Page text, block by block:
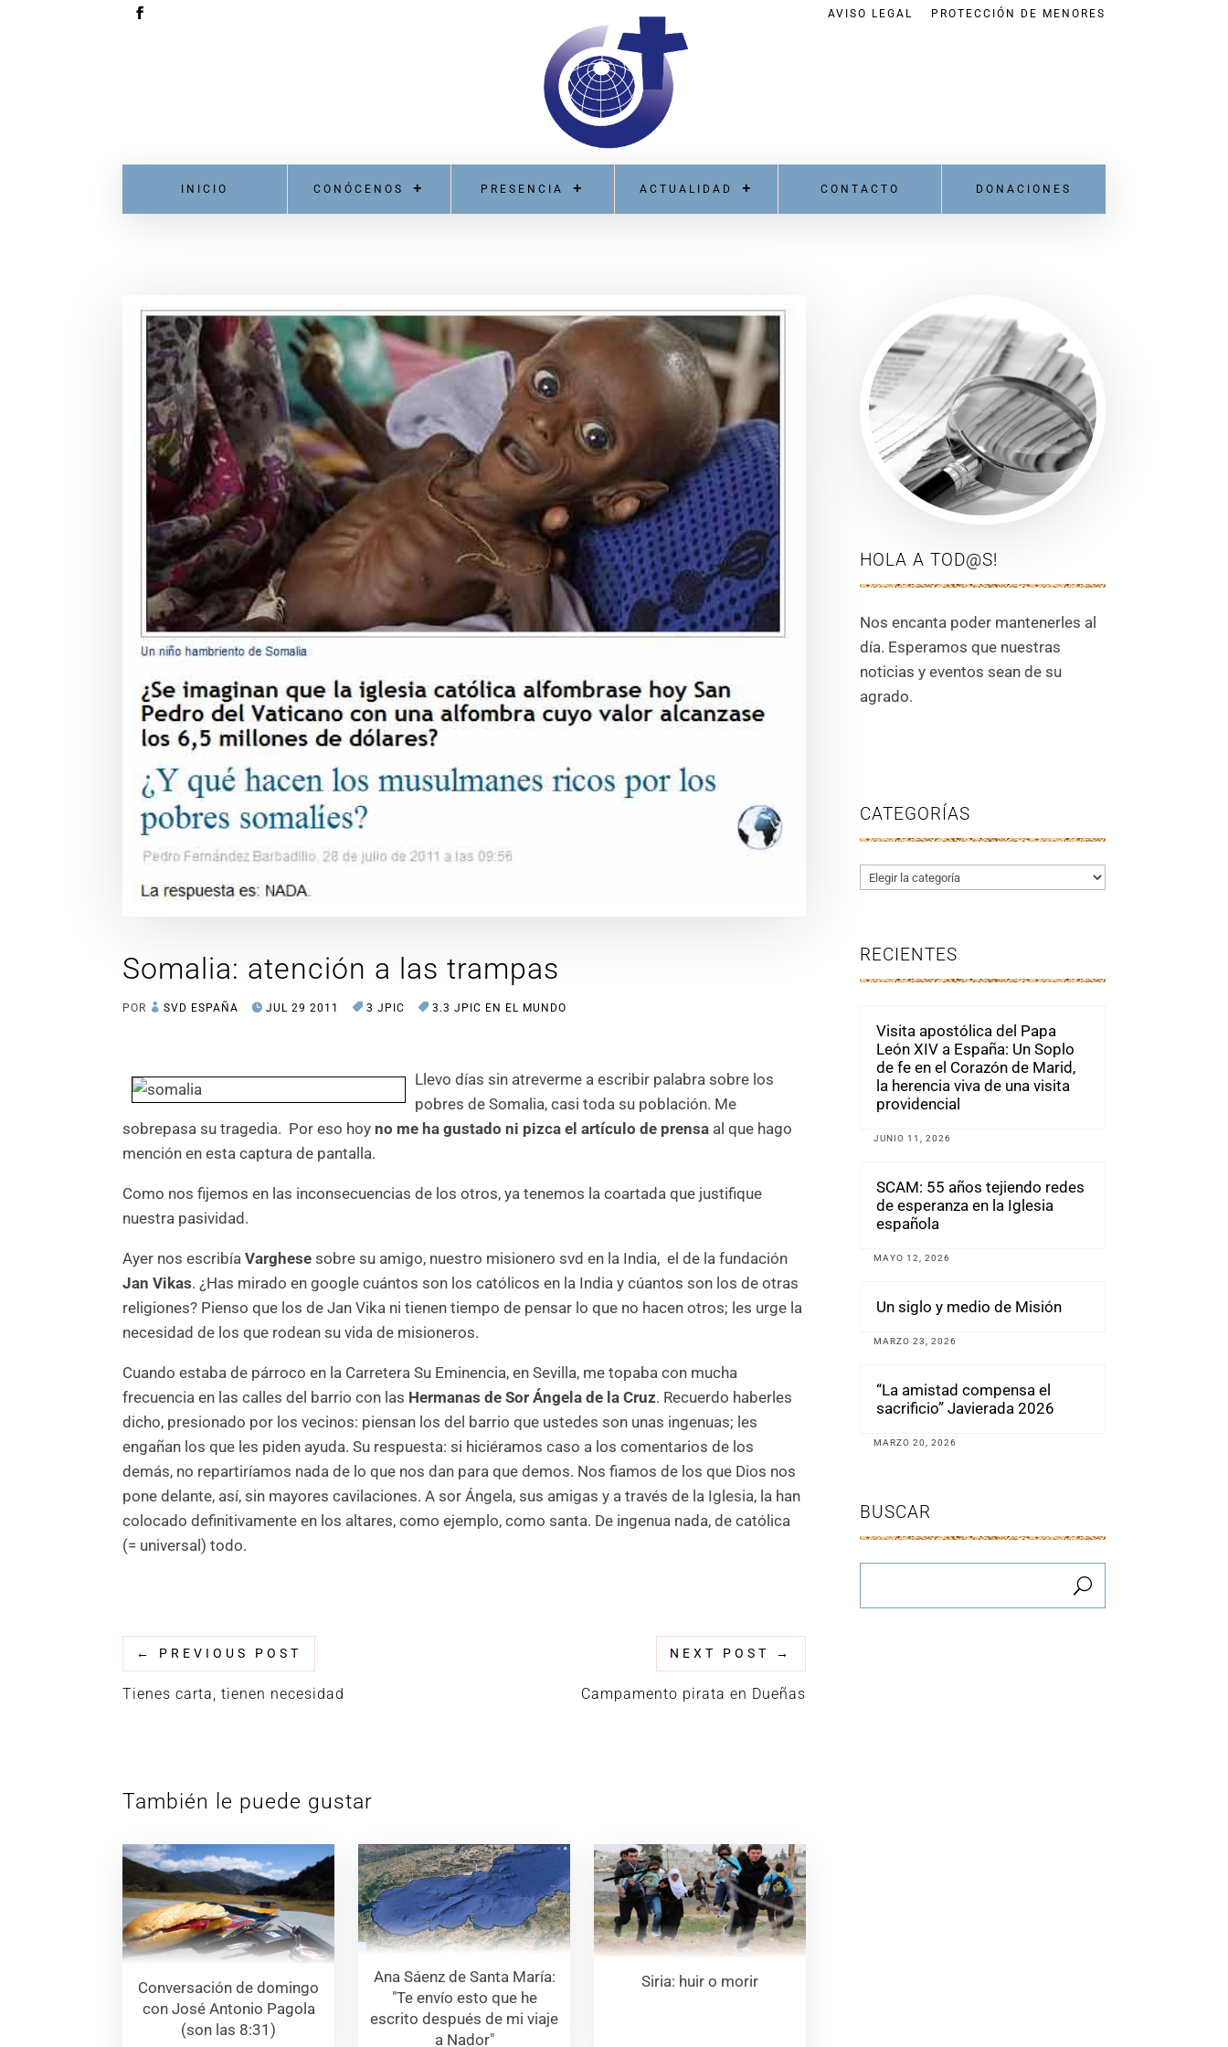
AVISO LEGAL PROTECCIÓN DE MENORES
INICIO CONÓCENOS PRESENCIA ACTUALIDAD CONTACTO DONACIONES
Somalia: atención a las trampas
POR SVD ESPAÑA JUL 29 2011 3 JPIC 3.3 JPIC EN EL MUNDO
Llevo días sin atreverme a escribir palabra sobre los
pobres de Somalia, casi toda su población. Me
sobrepasa su tragedia. Por eso hoyno me ha gustado ni pizca el artículo de prensa al que hago
mención en esta captura de pantalla.
Como nos fijemos en las inconsecuencias de los otros, ya tenemos la coartada que justifique
nuestra pasividad.
Ayer nos escribíaVarghese sobre su amigo, nuestro misionero svd en la India, el de la fundación
Jan Vikas. ¿Has mirado en google cuántos son los católicos en la India y cúantos son los de otras
religiones? Pienso que los de Jan Vika ni tienen tiempo de pensar lo que no hacen otros; les urge la
necesidad de los que rodean su vida de misioneros.
Cuando estaba de párroco en la Carretera Su Eminencia, en Sevilla, me topaba con mucha
frecuencia en las calles del barrio con las Hermanas de Sor Ángela de la Cruz. Recuerdo haberles
dicho, presionado por los vecinos: piensan los del barrio que ustedes son unas ingenuas; les
engañan los que les piden ayuda. Su respuesta: si hiciéramos caso a los comentarios de los
demás, no repartiríamos nada de lo que nos dan para que demos. Nos fiamos de los que Dios nos
pone delante, así, sin mayores cavilaciones. A sor Ángela, sus amigas y a través de la Iglesia, la han
colocado definitivamente en los altares, como ejemplo, como santa. De ingenua nada, de católica
(= universal) todo.
← PREVIOUS POST
Tienes carta, tienen necesidad
NEXT POST →
Campamento pirata en Dueñas
También le puede gustar
Conversación de domingo
con José Antonio Pagola
(son las 8:31)
Ana Sáenz de Santa María:
"Te envío esto que he
escrito después de mi viaje
a Nador"
Siria: huir o morir
HOLA A TOD@S!
Nos encanta poder mantenerles al
día. Esperamos que nuestras
noticias y eventos sean de su
agrado.
CATEGORÍAS
Categorías
RECIENTES
Visita apostólica del Papa
León XIV a España: Un Soplo
de fe en el Corazón de Marid,
la herencia viva de una visita
providencial
JUNIO 11, 2026
SCAM: 55 años tejiendo redes
de esperanza en la Iglesia
española
MAYO 12, 2026
Un siglo y medio de Misión
MARZO 23, 2026
“La amistad compensa el
sacrificio” Javierada 2026
MARZO 20, 2026
BUSCAR